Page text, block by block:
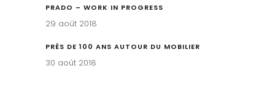
PRADO – WORK IN PROGRESS
29 août 2018
PRÈS DE 100 ANS AUTOUR DU MOBILIER
30 août 2018